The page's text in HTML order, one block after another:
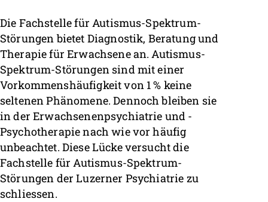
Die Fachstelle für Autismus-Spektrum-
Störungen bietet Diagnostik, Beratung und
Therapie für Erwachsene an. Autismus-
Spektrum-Störungen sind mit einer
Vorkommenshäufigkeit von 1 % keine
seltenen Phänomene. Dennoch bleiben sie
in der Erwachsenenpsychiatrie und -
Psychotherapie nach wie vor häufig
unbeachtet. Diese Lücke versucht die
Fachstelle für Autismus-Spektrum-
Störungen der Luzerner Psychiatrie zu
schliessen.